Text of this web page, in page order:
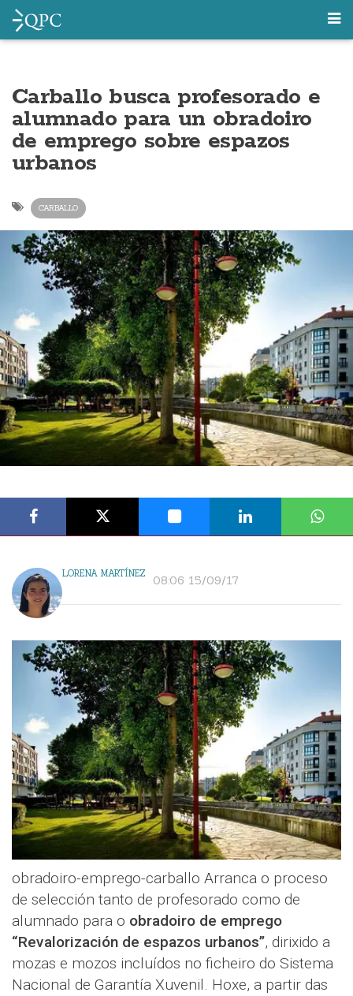
Carballo busca profesorado e
alumnado para un obradoiro
de emprego sobre espazos
urbanos
CARBALLO
LORENA MARTÍNEZ 08:06 15/09/17
obradoiro-emprego-carballo Arranca o proceso
de selección tanto de profesorado como de
alumnado para o obradoiro de emprego
“Revalorización de espazos urbanos”, dirixido a
mozas e mozos incluídos no ficheiro do Sistema
Nacional de Garantía Xuvenil. Hoxe, a partir das